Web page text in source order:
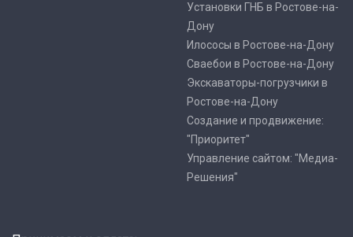
Установки ГНБ в Ростове-на-
Дону
Илососы в Ростове-на-Дону
Сваебои в Ростове-на-Дону
Экскаваторы-погрузчики в
Ростове-на-Дону
Создание и продвижение:
"Приоритет"
Управление сайтом: "Медиа-
Решения"